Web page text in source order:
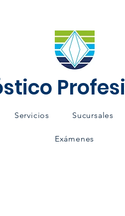
Servicios Sucursales
Exámenes